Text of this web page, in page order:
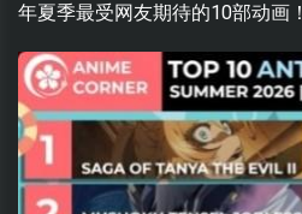
年夏季最受网友期待的10部动画！